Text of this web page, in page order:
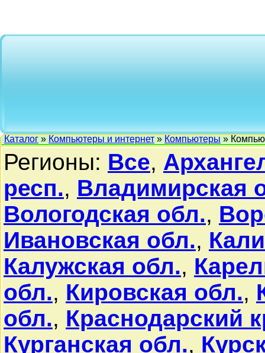
Каталог » Компьютеры и интернет » Компьютеры »
Регионы: Все,
респ., Владимирская
Вологодская обл.,
Ивановская обл.,
Калужская обл.,
обл., Кировская обл.,
обл., Краснодарский
Курганская обл.,